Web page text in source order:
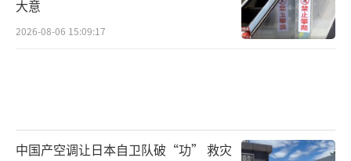
大意
2026-08-06 15:09:17
中国产空调让日本自卫队破“功” 救灾